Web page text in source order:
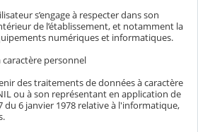
s’engage à respecter dans son
de l’établissement, et notamment la
numériques et informatiques.
personnel
des traitements de données à caractère
ou à son représentant en application de
du 6 janvier 1978 relative à l'informatique,